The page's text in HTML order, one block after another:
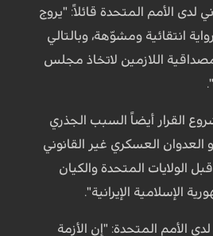
لدى الأمم المتحدة قائلاً: "يروج
انتقائية ومشوّهة، وبالتالي
اللازمين لاتخاذ مجلس
القرار أيضاً السبب الجذري
العدوان العسكري غير القانوني
الولايات المتحدة والكيان
الإسلامية الإيرانية".
لدى الأمم المتحدة: "إن الأزمة